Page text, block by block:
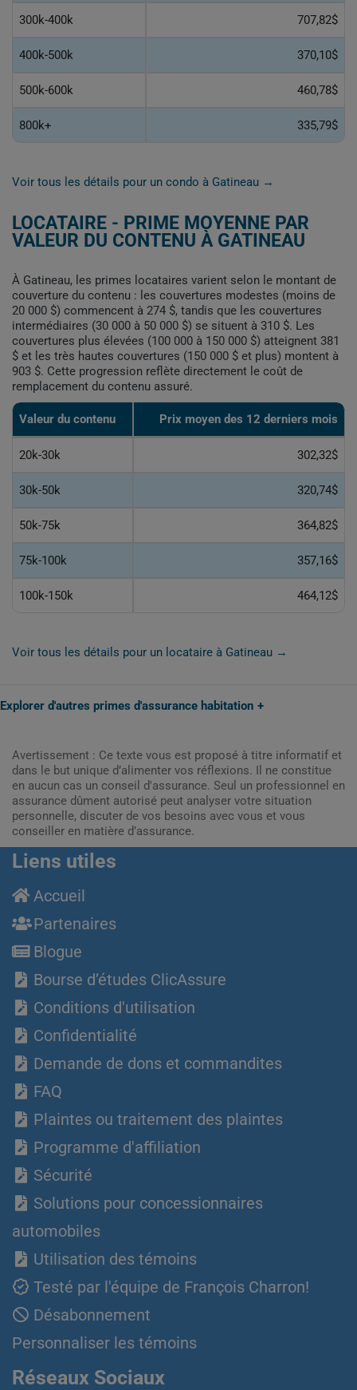
300k-400k 707,82$
400k-500k 370,10$
500k-600k 460,78$
800k+ 335,79$
Voir tous les détails pour un condo à Gatineau →
LOCATAIRE - PRIME MOYENNE PAR
VALEUR DU CONTENU À GATINEAU
À Gatineau, les primes locataires varient selon le montant de
couverture du contenu : les couvertures modestes (moins de
20 000 $) commencent à 274 $, tandis que les couvertures
intermédiaires (30 000 à 50 000 $) se situent à 310 $. Les
couvertures plus élevées (100 000 à 150 000 $) atteignent 381
$ et les très hautes couvertures (150 000 $ et plus) montent à
903 $. Cette progression reflète directement le coût de
remplacement du contenu assuré.
Valeur du contenu Prix moyen des 12 derniers mois
20k-30k 302,32$
30k-50k 320,74$
50k-75k 364,82$
75k-100k 357,16$
100k-150k 464,12$
Voir tous les détails pour un locataire à Gatineau →
Explorer d'autres primes d'assurance habitation
Avertissement : Ce texte vous est proposé à titre informatif et
dans le but unique d’alimenter vos réflexions. Il ne constitue
en aucun cas un conseil d'assurance. Seul un professionnel en
assurance dûment autorisé peut analyser votre situation
personnelle, discuter de vos besoins avec vous et vous
conseiller en matière d’assurance.
Liens utiles
Accueil
Partenaires
Blogue
Bourse d’études ClicAssure
Conditions d'utilisation
Confidentialité
Demande de dons et commandites
FAQ
Plaintes ou traitement des plaintes
Programme d'affiliation
Sécurité
Solutions pour concessionnaires
automobiles
Utilisation des témoins
Testé par l'équipe de François Charron!
Désabonnement
Personnaliser les témoins
Réseaux Sociaux